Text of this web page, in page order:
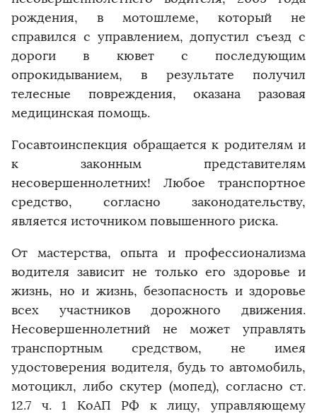
рождения, в мотошлеме, который не
справился с управлением, допустил съезд с
дороги в кювет с последующим
опрокидыванием, в результате получил
телесные повреждения, оказана разовая
медицинская помощь.
Госавтоинспекция обращается к родителям и
к законным представителям
несовершеннолетних! Любое транспортное
средство, согласно законодательству,
является источником повышенного риска.
От мастерства, опыта и профессионализма
водителя зависит не только его здоровье и
жизнь, но и жизнь, безопасность и здоровье
всех участников дорожного движения.
Несовершеннолетний не может управлять
транспортным средством, не имея
удостоверения водителя, будь то автомобиль,
мотоцикл, либо скутер (мопед), согласно ст.
12.7 ч. 1 КоАП РФ к лицу, управляющему